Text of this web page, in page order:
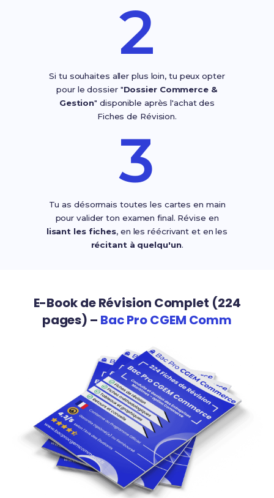
2
Si tu souhaites aller plus loin, tu peux opter
pour le dossier "Dossier Commerce &
Gestion" disponible après l'achat des
Fiches de Révision.
3
Tu as désormais toutes les cartes en main
pour valider ton examen final. Révise en
lisant les fiches, en les réécrivant et en les
récitant à quelqu'un.
E-Book de Révision Complet (224
pages) – Bac Pro CGEM Comm